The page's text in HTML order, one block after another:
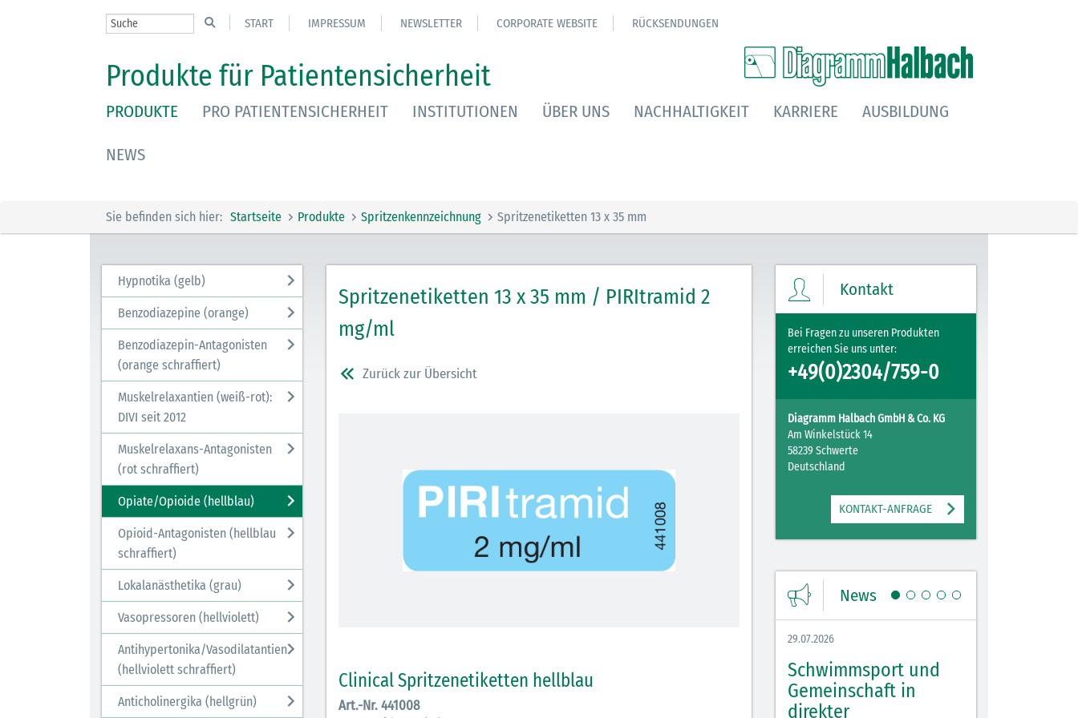
START IMPRESSUM NEWSLETTER CORPORATE WEBSITE RÜCKSENDUNGEN
Produkte für Patientensicherheit
PRODUKTE PRO PATIENTENSICHERHEIT INSTITUTIONEN ÜBER UNS NACHHALTIGKEIT KARRIERE AUSBILDUNG
NEWS
Sie befinden sich hier: Startseite Produkte Spritzenkennzeichnung Spritzenetiketten 13 x 35 mm
Hypnotika (gelb)
Benzodiazepine (orange)
Benzodiazepin-Antagonisten
(orange schraffiert)
Muskelrelaxantien (weiß-rot):
DIVI seit 2012
Muskelrelaxans-Antagonisten
(rot schraffiert)
Opiate/Opioide (hellblau)
Opioid-Antagonisten (hellblau
schraffiert)
Lokalanästhetika (grau)
Vasopressoren (hellviolett)
Antihypertonika/Vasodilatantien
(hellviolett schraffiert)
Anticholinergika (hellgrün)
Spritzenetiketten 13 x 35 mm / PIRItramid 2
mg/ml
Zurück zur Übersicht
Clinical Spritzenetiketten hellblau
Art.-Nr. 441008
Kontakt
Bei Fragen zu unseren Produkten
erreichen Sie uns unter:
+49(0)2304/759-0
Diagramm Halbach GmbH & Co. KG
Am Winkelstück 14
58239 Schwerte
Deutschland
KONTAKT-ANFRAGE
News
29.07.2026
Schwimmsport und
Gemeinschaft in
direkter